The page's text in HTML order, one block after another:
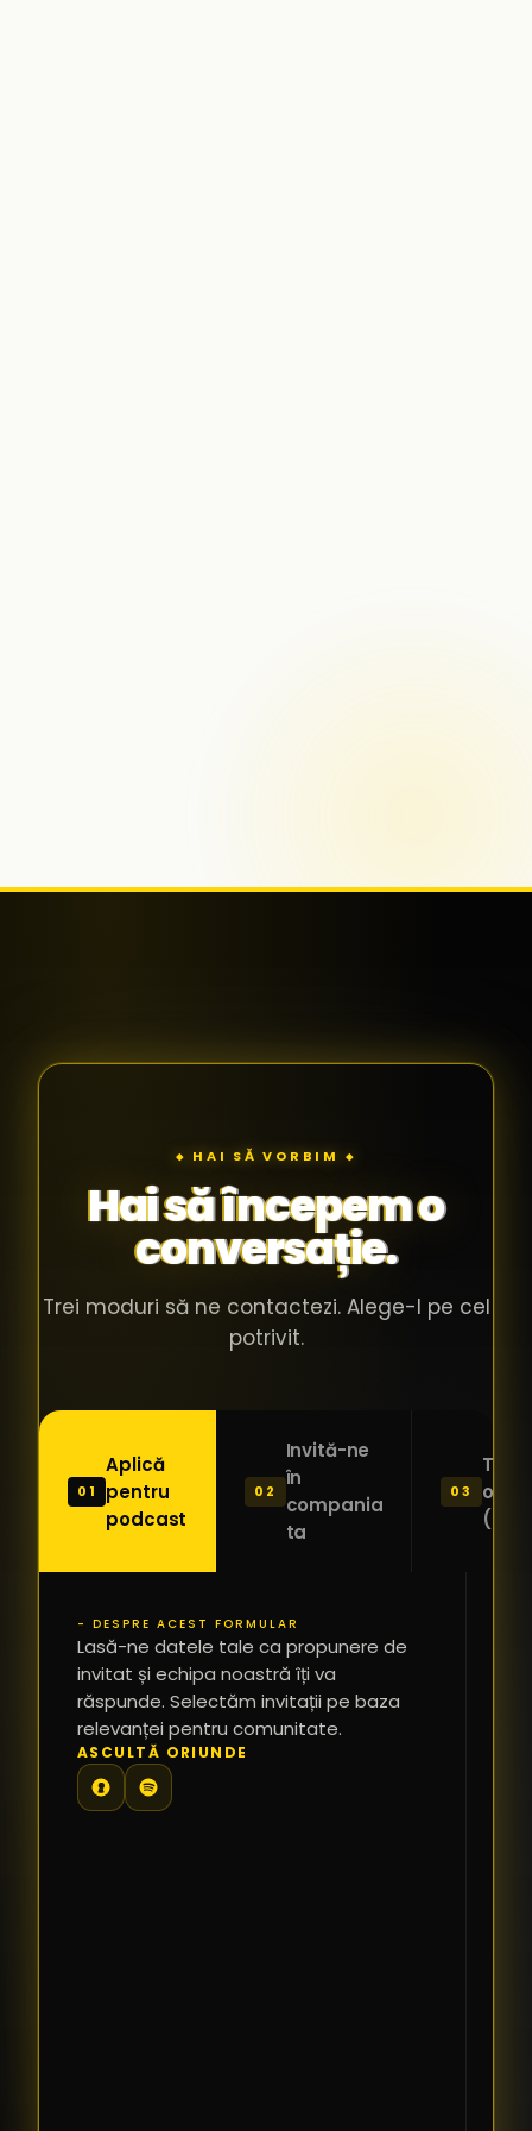
◆ HAI SĂ VORBIM ◆
Hai să începem o
conversație.
Trei moduri să ne contactezi. Alege-l pe cel
potrivit.
01
Aplică
pentru
podcast
02
Invită-ne
în
compania
ta
03
o
- DESPRE ACEST FORMULAR
Lasă-ne datele tale ca propunere de
invitat și echipa noastră îți va
răspunde. Selectăm invitații pe baza
relevanței pentru comunitate.
ASCULTĂ ORIUNDE